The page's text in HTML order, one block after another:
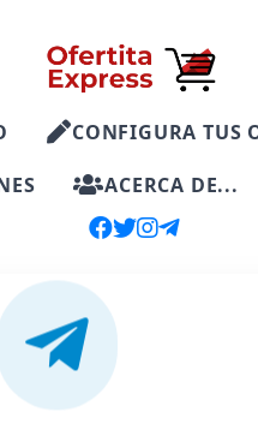
CONFIGURA TUS
ACERCA DE...